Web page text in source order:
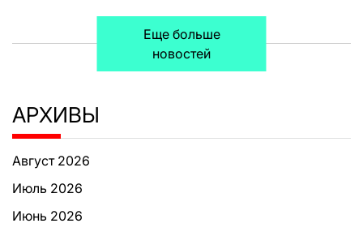
Еще больше
новостей
АРХИВЫ
Август 2026
Июль 2026
Июнь 2026